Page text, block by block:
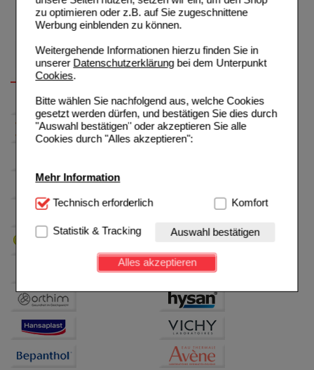
zu optimieren oder z.B. auf Sie zugeschnittene
Werbung einblenden zu können.
Weitergehende Informationen hierzu finden Sie in
unserer Datenschutzerklärungbei dem Unterpunkt
Cookies.
Bitte wählen Sie nachfolgend aus, welche Cookies
gesetzt werden dürfen, und bestätigen Sie dies durch
"Auswahl bestätigen" oder akzeptieren Sie alle
Cookies durch "Alles akzeptieren":
Mehr Information
Technisch Notwendig:Hierbei handelt es sich um
Website notwendig sind (z.B. Navigation, Warenkorb,
Kundenkonto), weshalb auf diese nicht verzichtet
werden kann.
Einkaufserlebnis noch ansprechender zu gestalten,
beispielsweise für die Wiedererkennung des
Verhaltensweisen (z.B. Spracheinstellung)
auch auf Ihre Bedürfnisse zugeschrittene Inhalte
anzuzeigen und unser Partnerprogramm zu
Technisch erforderlich Komfort
Statistik & Tracking Auswahl bestätigen
Alles akzeptieren